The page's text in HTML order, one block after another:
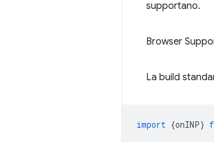
supportano.
Browser
La build
import {onINP}